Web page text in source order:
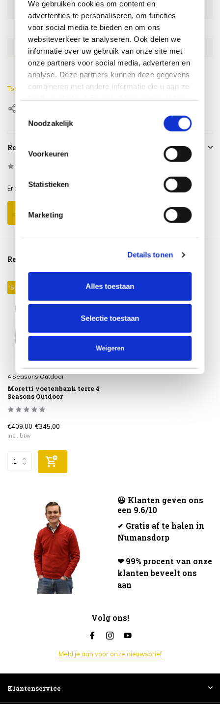
We gebruiken cookies om content en
advertenties te personaliseren, om functies
voor social media te bieden en om ons
websiteverkeer te analyseren. Ook delen we
informatie over uw gebruik van onze site met
onze partners voor social media, adverteren en
analyse. Deze partners kunnen deze gegevens
combineren met andere informatie die u aan ze
Noodzakelijk
Voorkeuren
Statistieken
Marketing
Details tonen
Alles toestaan
Selectie toestaan
Weigeren
Artikelnummer 4SO214135
SKU 4SO214135
EAN 8720087020297
Lengte 56.5 cm
Toon meer
Reviews
Er zijn nog geen reviews geschreven over dit product..
Schrijf je eigen review
Reeds bekeken
Sale 16%
4 Seasons Outdoor
Moretti voetenbank terre 4
Seasons Outdoor
€409,00 €345,00
Incl. btw
😃 Klanten geven ons
een 9.6/10
✔ Gratis af te halen in
Numansdorp
❤ 99% procent van onze
klanten beveelt ons
aan
Volg ons!
Meld je aan voor onze nieuwsbrief
Klantenservice